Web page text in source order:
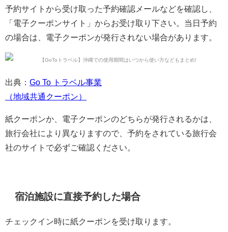
予約サイトから受け取った予約確認メールなどを確認し、
「電子クーポンサイト」からお受け取り下さい。当日予約
の場合は、電子クーポンが発行されない場合があります。
出典： Go To トラベル事業
（地域共通クーポン）
紙クーポンか、電子クーポンのどちらが発行されるかは、
旅行会社により異なりますので、予約をされている旅行会
社のサイトで必ずご確認ください。
宿泊施設に直接予約した場合
チェックイン時に紙クーポンを受け取ります。